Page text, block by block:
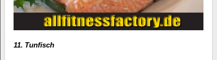
11. Tunfisch